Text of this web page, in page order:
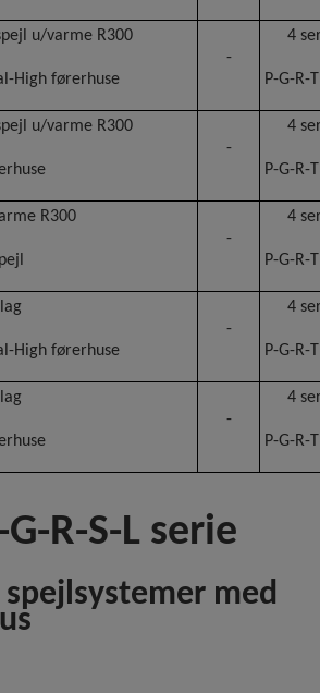
u/varme R300
High førerhuse
-
4
P-G-R-
u/varme R300
-
4
P-G-R-
R300
-
4
P-G-R-
High førerhuse
-
4
P-G-R-
-
4
P-G-R-
R-S-L serie
med